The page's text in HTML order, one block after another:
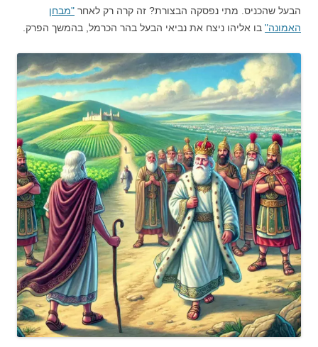
הבעל שהכניס. מתי נפסקה הבצורת? זה קרה רק לאחר "מבחן
האמונה" בו אליהו ניצח את נביאי הבעל בהר הכרמל, בהמשך הפרק.